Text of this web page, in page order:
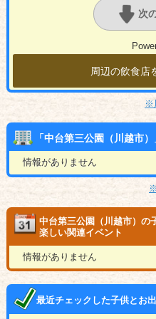
次
周辺の飲食
※
「中台第三公園（川越市
情報がありません
中台第三公園（川越市）の
楽しい関連イベント
情報がありません
最近チェックした子供とお